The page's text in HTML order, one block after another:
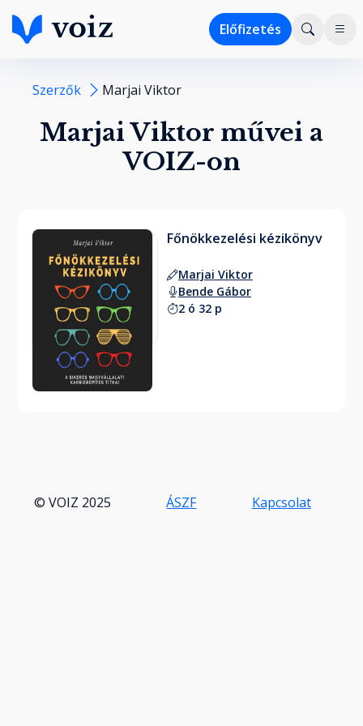
Előfizetés
Szerzők Marjai Viktor
Marjai Viktor művei a
VOIZ-on
Főnökkezelési kézikönyv
Marjai Viktor
Bende Gábor
2 ó 32 p
© VOIZ 2025 ÁSZF Kapcsolat